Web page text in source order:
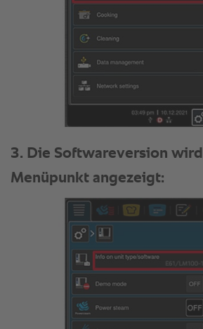
3. Die Softwareversion
Menüpunkt angezeigt: